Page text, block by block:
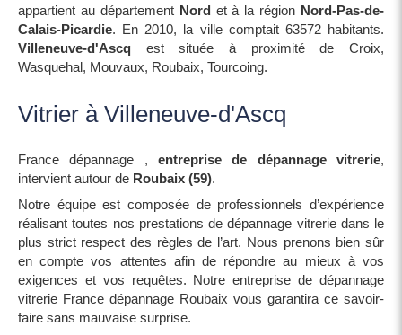
appartient au département Nord et à la région Nord-Pas-de-
Calais-Picardie. En 2010, la ville comptait 63572 habitants.
Villeneuve-d'Ascq est située à proximité de Croix,
Wasquehal, Mouvaux, Roubaix, Tourcoing.
Vitrier à Villeneuve-d'Ascq
France dépannage , entreprise de dépannage vitrerie,
intervient autour de Roubaix (59).
Notre équipe est composée de professionnels d’expérience
réalisant toutes nos prestations de dépannage vitrerie dans le
plus strict respect des règles de l’art. Nous prenons bien sûr
en compte vos attentes afin de répondre au mieux à vos
exigences et vos requêtes. Notre entreprise de dépannage
vitrerie France dépannage Roubaix vous garantira ce savoir-
faire sans mauvaise surprise.